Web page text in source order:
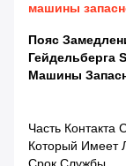
машины
Пояс
Гейдельберга
Машины
Часть
Который Имеет